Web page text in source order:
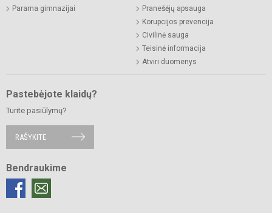
Parama gimnazijai
Pranešėjų apsauga
Korupcijos prevencija
Civilinė sauga
Teisinė informacija
Atviri duomenys
Pastebėjote klaidų?
Turite pasiūlymų?
RAŠYKITE
Bendraukime